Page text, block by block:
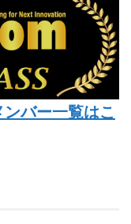
バー一覧はこ